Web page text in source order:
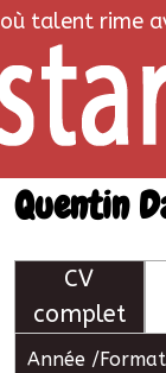
talent rime
Quentin
CV
complet
Année / Format